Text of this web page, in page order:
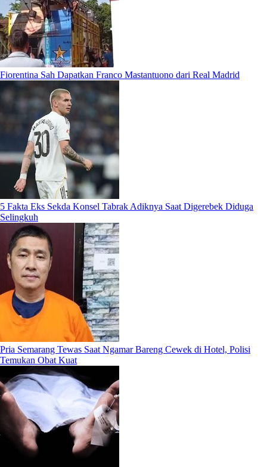
Fiorentina Sah Dapatkan Franco Mastantuono dari Real Madrid
5 Fakta Eks Sekda Konsel Tabrak Adiknya Saat Digerebek Diduga
Selingkuh
Pria Semarang Tewas Saat Ngamar Bareng Cewek di Hotel, Polisi
Temukan Obat Kuat